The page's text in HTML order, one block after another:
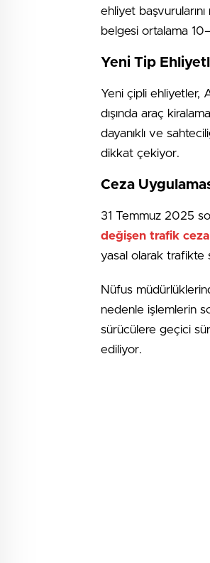
ehliyet
belgesi ortalama
Yeni Tip
Yeni çipli ehliyetler,
dışında araç
dayanıklı ve
dikkat çekiyor.
Ceza
31 Temmuz 2025
değişen trafik
yasal olarak trafikte
Nüfus
nedenle işlemlerin
sürücülere geçici
ediliyor.